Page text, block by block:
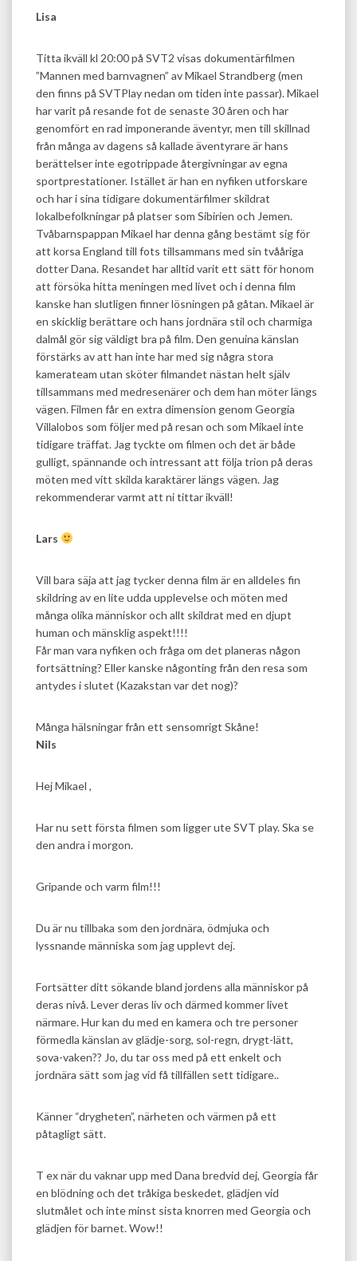
Lisa
Titta ikväll kl 20:00 på SVT2 visas dokumentärfilmen
”Mannen med barnvagnen” av Mikael Strandberg (men
den finns på SVTPlay nedan om tiden inte passar). Mikael
har varit på resande fot de senaste 30 åren och har
genomfört en rad imponerande äventyr, men till skillnad
från många av dagens så kallade äventyrare är hans
berättelser inte egotrippade återgivningar av egna
sportprestationer. Istället är han en nyfiken utforskare
och har i sina tidigare dokumentärfilmer skildrat
lokalbefolkningar på platser som Sibirien och Jemen.
Tvåbarnspappan Mikael har denna gång bestämt sig för
att korsa England till fots tillsammans med sin tvååriga
dotter Dana. Resandet har alltid varit ett sätt för honom
att försöka hitta meningen med livet och i denna film
kanske han slutligen finner lösningen på gåtan. Mikael är
en skicklig berättare och hans jordnära stil och charmiga
dalmål gör sig väldigt bra på film. Den genuina känslan
förstärks av att han inte har med sig några stora
kamerateam utan sköter filmandet nästan helt själv
tillsammans med medresenärer och dem han möter längs
vägen. Filmen får en extra dimension genom Georgia
Villalobos som följer med på resan och som Mikael inte
tidigare träffat. Jag tyckte om filmen och det är både
gulligt, spännande och intressant att följa trion på deras
möten med vitt skilda karaktärer längs vägen. Jag
rekommenderar varmt att ni tittar ikväll!
Lars
Vill bara säja att jag tycker denna film är en alldeles fin
skildring av en lite udda upplevelse och möten med
många olika människor och allt skildrat med en djupt
human och mänsklig aspekt!!!!
Får man vara nyfiken och fråga om det planeras någon
fortsättning? Eller kanske någonting från den resa som
antydes i slutet (Kazakstan var det nog)?
Många hälsningar från ett sensomrigt Skåne!
Nils
Hej Mikael ,
Har nu sett första filmen som ligger ute SVT play. Ska se
den andra i morgon.
Gripande och varm film!!!
Du är nu tillbaka som den jordnära, ödmjuka och
lyssnande människa som jag upplevt dej.
Fortsätter ditt sökande bland jordens alla människor på
deras nivå. Lever deras liv och därmed kommer livet
närmare. Hur kan du med en kamera och tre personer
förmedla känslan av glädje-sorg, sol-regn, drygt-lätt,
sova-vaken?? Jo, du tar oss med på ett enkelt och
jordnära sätt som jag vid få tillfällen sett tidigare..
Känner “drygheten”, närheten och värmen på ett
påtagligt sätt.
T ex när du vaknar upp med Dana bredvid dej, Georgia får
en blödning och det tråkiga beskedet, glädjen vid
slutmålet och inte minst sista knorren med Georgia och
glädjen för barnet. Wow!!